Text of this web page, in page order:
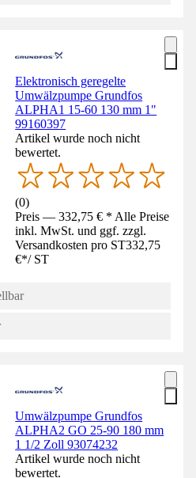
Elektronisch geregelte
Umwälzpumpe Grundfos
ALPHA1 15-60 130 mm 1"
99160397
Artikel wurde noch nicht
bewertet.
(0)
Preis — 332,75 € * Alle Preise
inkl. MwSt. und ggf. zzgl.
Versandkosten pro ST332,75
€*/ ST
Umwälzpumpe Grundfos
ALPHA2 GO 25-90 180 mm
1 1/2 Zoll 93074232
Artikel wurde noch nicht
bewertet.